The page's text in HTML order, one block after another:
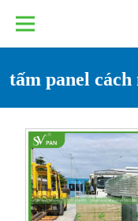
tấm panel cách